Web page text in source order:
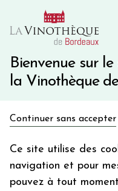
Bienvenue sur le
la Vinothèque
Continuer sans accepter
Ce site utilise des
navigation et pour
pouvez à tout moment
10€ de remise
Une
Votre
email